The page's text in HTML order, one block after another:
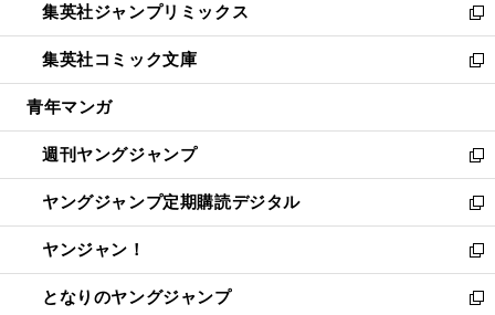
く
で
開
く
ド
ウ
で
開
ィ
ン
ド
ウ
開
く
い
ウ
ィ
ン
ウ
で
開
く
集英社ジャンプリミックス
新
し
い
ウ
ン
ド
ウ
で
開
く
集英社コミック文庫
新
し
ウ
ィ
ン
ド
ウ
で
開
く
青年マンガ
週刊ヤングジャンプ
新
し
い
ウ
ィ
ン
ド
ヤングジャンプ定期購読デジタル
新
し
い
ウ
ィ
ヤンジャン！
新
し
い
となりのヤングジャンプ
新